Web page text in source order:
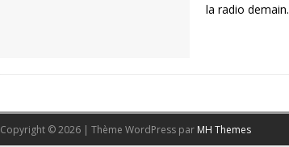
la radio
Copyright © 2026 | Thème WordPress par MH Themes